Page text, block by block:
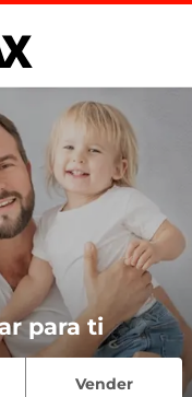
para ti
Vender